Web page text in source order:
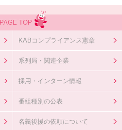
PAGE TOP
KABコンプライアンス憲章
系列局・関連企業
採用・インターン情報
番組種別の公表
名義後援の依頼について